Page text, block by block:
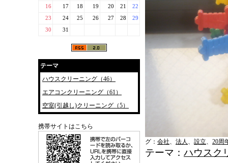
16 17 18 19 20 21 22
23 24 25 26 27 28 29
30 31
テーマ
ハウスクリーニング（46）
エアコンクリーニング（61）
空室(引越し)クリーニング（5）
携帯サイトはこちら
グ： 会社、 法人 、 設立、 20周
テーマ： ハウスク